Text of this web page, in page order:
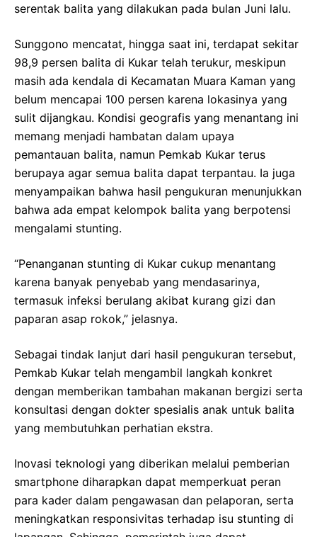
serentak balita yang dilakukan pada bulan Juni lalu.
Sunggono mencatat, hingga saat ini, terdapat sekitar
98,9 persen balita di Kukar telah terukur, meskipun
masih ada kendala di Kecamatan Muara Kaman yang
belum mencapai 100 persen karena lokasinya yang
sulit dijangkau. Kondisi geografis yang menantang ini
memang menjadi hambatan dalam upaya
pemantauan balita, namun Pemkab Kukar terus
berupaya agar semua balita dapat terpantau. Ia juga
menyampaikan bahwa hasil pengukuran menunjukkan
bahwa ada empat kelompok balita yang berpotensi
mengalami stunting.
“Penanganan stunting di Kukar cukup menantang
karena banyak penyebab yang mendasarinya,
termasuk infeksi berulang akibat kurang gizi dan
paparan asap rokok,” jelasnya.
Sebagai tindak lanjut dari hasil pengukuran tersebut,
Pemkab Kukar telah mengambil langkah konkret
dengan memberikan tambahan makanan bergizi serta
konsultasi dengan dokter spesialis anak untuk balita
yang membutuhkan perhatian ekstra.
Inovasi teknologi yang diberikan melalui pemberian
smartphone diharapkan dapat memperkuat peran
para kader dalam pengawasan dan pelaporan, serta
meningkatkan responsivitas terhadap isu stunting di